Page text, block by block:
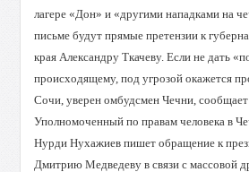
лагере «Дон» и «другими нападками на
письме будут прямые претензии к
края Александру Ткачеву. Если не дать
происходящему, под угрозой окажется
Сочи, уверен омбудсмен Чечни, сообщает
Уполномоченный по правам человека в
Нурди Нухажиев пишет обращение к
Дмитрию Медведеву в связи с массовой